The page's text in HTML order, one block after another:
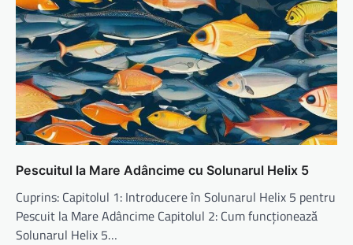
Pescuitul la Mare Adâncime cu Solunarul Helix 5
Cuprins: Capitolul 1: Introducere în Solunarul Helix 5 pentru
Pescuit la Mare Adâncime Capitolul 2: Cum funcționează
Solunarul Helix 5…